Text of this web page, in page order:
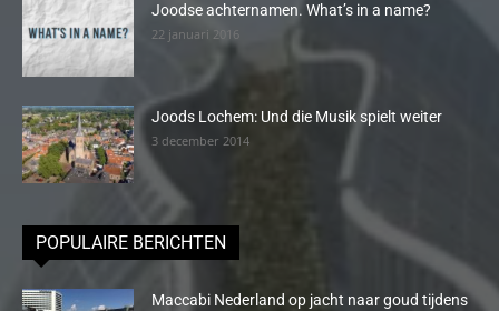
Joodse achternamen. What’s in a name?
22 januari 2016
Joods Lochem: Und die Musik spielt weiter
3 december 2014
POPULAIRE BERICHTEN
Maccabi Nederland op jacht naar goud tijdens